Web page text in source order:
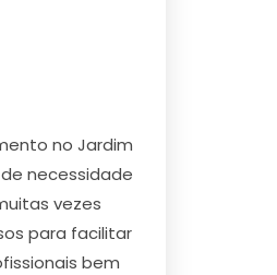
no Jardim
necessidade
vezes
para facilitar
bem